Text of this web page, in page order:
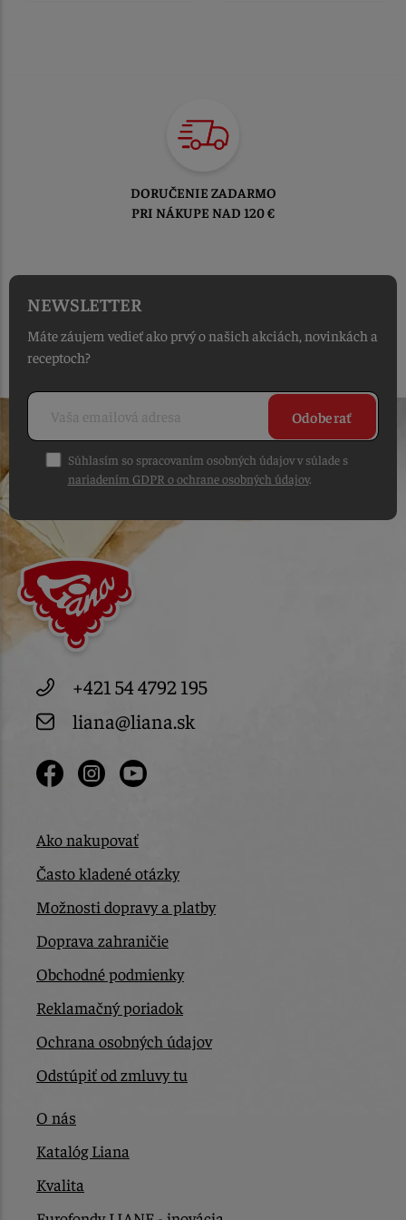
TOVAR ODOSIELAME
DO 1-2 PRACOVNÝCH DNÍ
NEWSLETTER
Máte záujem vedieť ako prvý o našich akciách, novinkách a
receptoch?
Odoberať
Súhlasím so spracovaním osobných údajov v súlade s
nariadením GDPR o ochrane osobných údajov.
+421 54 4792 195
liana@liana.sk
Ako nakupovať
Často kladené otázky
Možnosti dopravy a platby
Doprava zahraničie
Obchodné podmienky
Reklamačný poriadok
Ochrana osobných údajov
Odstúpiť od zmluvy tu
O nás
Katalóg Liana
Kvalita